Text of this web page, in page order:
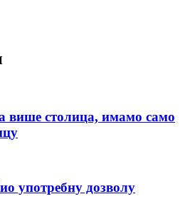
више столица, имамо само
употребну дозволу